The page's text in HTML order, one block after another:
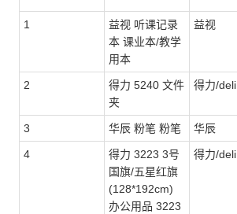
1
益视 听课记录
本 课业本/教学
用本
益视
2
得力 5240 文件
夹
得力/deli
3 华辰 粉笔 粉笔 华辰
4
得力 3223 3号
国旗/五星红旗
(128*192cm)
办公用品 3223
得力/deli